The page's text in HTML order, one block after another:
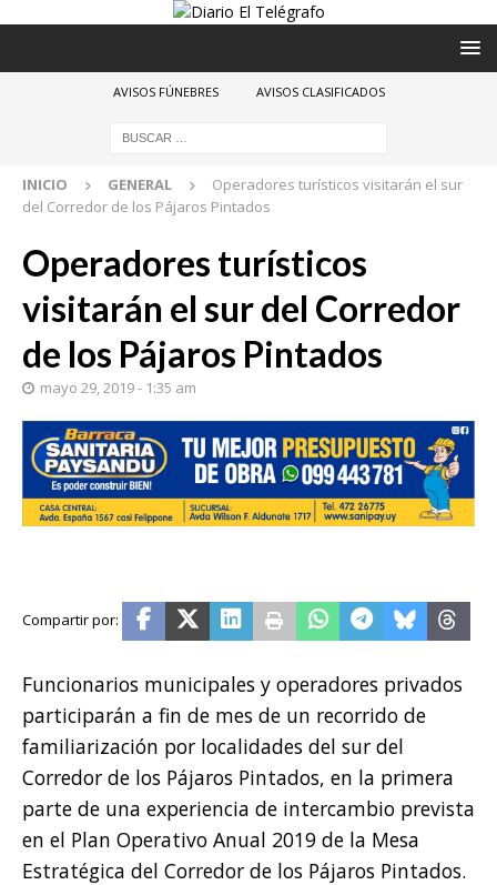
AVISOS FÚNEBRES AVISOS CLASIFICADOS
INICIO GENERAL
Operadores turísticos visitarán el sur
del Corredor de los Pájaros Pintados
Operadores turísticos
visitarán el sur del Corredor
de los Pájaros Pintados
mayo 29, 2019 - 1:35 am
Funcionarios municipales y operadores privados
participarán a fin de mes de un recorrido de
familiarización por localidades del sur del
Corredor de los Pájaros Pintados, en la primera
parte de una experiencia de intercambio prevista
en el Plan Operativo Anual 2019 de la Mesa
Estratégica del Corredor de los Pájaros Pintados.